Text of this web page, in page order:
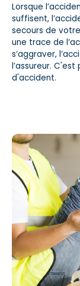
Lorsque
suffisent,
secours de
une trace de
s’aggraver,
l’assureur.
d'accident.